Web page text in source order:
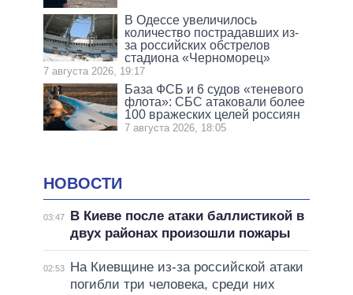
В Одессе увеличилось
количество пострадавших из-
за российских обстрелов
стадиона «Черноморец»
7 августа 2026, 19:17
База ФСБ и 6 судов «теневого
флота»: СБС атаковали более
100 вражеских целей россиян
7 августа 2026, 18:05
НОВОСТИ
03:47
В Киеве после атаки баллистикой в
двух районах произошли пожары
02:53
На Киевщине из-за российской атаки
погибли три человека, среди них